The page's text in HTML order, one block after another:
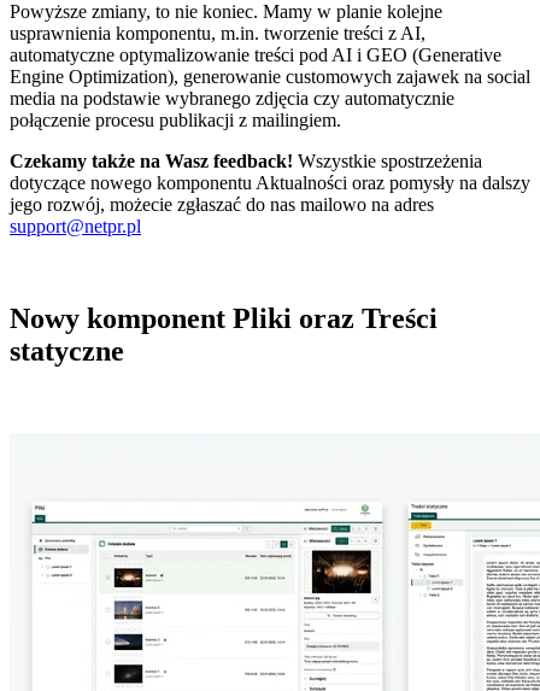
Powyższe zmiany, to nie koniec. Mamy w planie kolejne
usprawnienia komponentu, m.in. tworzenie treści z AI,
automatyczne optymalizowanie treści pod AI i GEO (Generative
Engine Optimization), generowanie customowych zajawek na social
media na podstawie wybranego zdjęcia czy automatycznie
połączenie procesu publikacji z mailingiem.
Czekamy także na Wasz feedback! Wszystkie spostrzeżenia
dotyczące nowego komponentu Aktualności oraz pomysły na dalszy
jego rozwój, możecie zgłaszać do nas mailowo na adres
support@netpr.pl
Nowy komponent Pliki oraz Treści
statyczne